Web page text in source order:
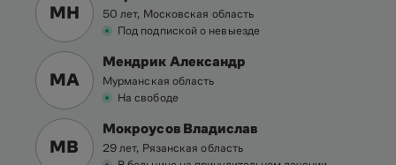
МН
50 лет, Московская область
Под подпиской о невыезде
МА
Мендрик Александр
Мурманская область
На свободе
МВ
Мокроусов Владислав
29 лет, Рязанская область